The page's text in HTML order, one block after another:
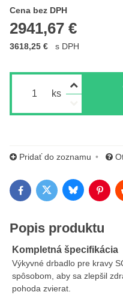
Cena bez DPH
2941,67 €
Cena s DPH
3618,25 € s DPH
ks
Pridať do zoznamu
FacebookTwitterBluesky
Popis produktu
Kompletná špecifikácia
Výkyvné drbadlo pre kravy
spôsobom, aby sa zlepšil
pohoda zvierat.